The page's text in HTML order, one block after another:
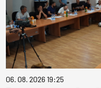
06. 08. 2026 19:25